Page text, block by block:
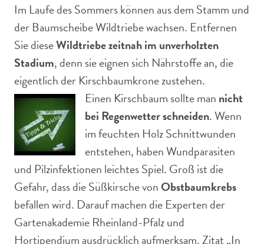
Im Laufe des Sommers können aus dem Stamm und
der Baumscheibe Wildtriebe wachsen. Entfernen
Sie dieseWildtriebe zeitnah im unverholzten
Stadium, denn sie eignen sich Nährstoffe an, die
eigentlich der Kirschbaumkrone zustehen.
Einen Kirschbaum sollte man nicht
bei Regenwetter schneiden. Wenn
im feuchten Holz Schnittwunden
entstehen, haben Wundparasiten
und Pilzinfektionen leichtes Spiel. Groß ist die
Gefahr, dass die Süßkirsche von Obstbaumkrebs
befallen wird. Darauf machen die Experten der
Gartenakademie Rheinland-Pfalz und
Hortipendium ausdrücklich aufmerksam. Zitat „In